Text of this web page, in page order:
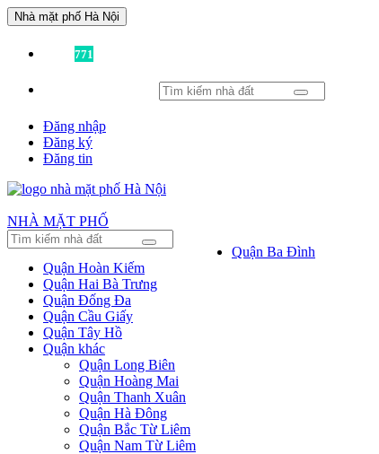
Nhà mặt phố Hà Nội
771
Đăng nhập
Đăng ký
Đăng tin
NHÀ MẶT PHỐ
Quận Ba Đình
Quận Hoàn Kiếm
Quận Hai Bà Trưng
Quận Đống Đa
Quận Cầu Giấy
Quận Tây Hồ
Quận khác
Quận Long Biên
Quận Hoàng Mai
Quận Thanh Xuân
Quận Hà Đông
Quận Bắc Từ Liêm
Quận Nam Từ Liêm